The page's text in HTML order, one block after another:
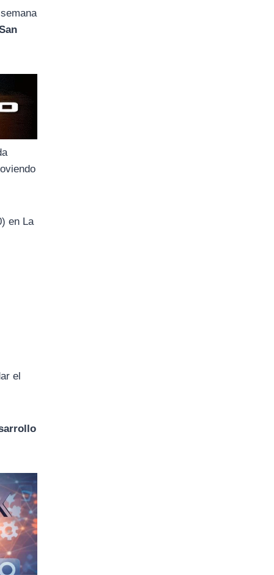
en La
el